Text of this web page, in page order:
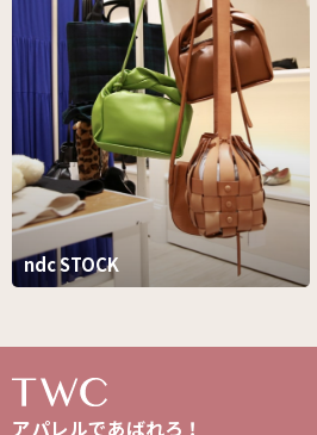
ndc STOCK
アパレルであばれろ！